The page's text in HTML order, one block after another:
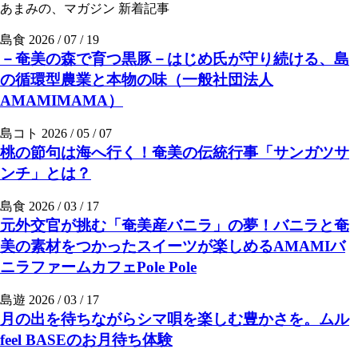
あまみの、マガジン 新着記事
島食 2026 / 07 / 19
－奄美の森で育つ黒豚－はじめ氏が守り続ける、島
の循環型農業と本物の味（一般社団法人
AMAMIMAMA）
島コト 2026 / 05 / 07
桃の節句は海へ行く！奄美の伝統行事「サンガツサ
ンチ」とは？
島食 2026 / 03 / 17
元外交官が挑む「奄美産バニラ」の夢！バニラと奄
美の素材をつかったスイーツが楽しめるAMAMIバ
ニラファームカフェPole Pole
島遊 2026 / 03 / 17
月の出を待ちながらシマ唄を楽しむ豊かさを。ムル
feel BASEのお月待ち体験